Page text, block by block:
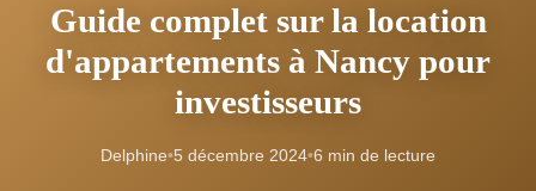
Guide complet sur la location
d'appartements à Nancy pour
investisseurs
Delphine•5 décembre 2024•6 min de lecture